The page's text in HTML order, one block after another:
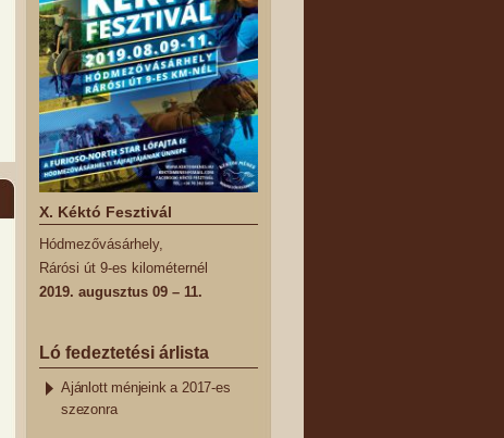
X. Kéktó Fesztivál
Hódmezővásárhely,
Rárósi út 9-es kilométernél
2019. augusztus 09 – 11.
Ló fedeztetési árlista
Ajánlott ménjeink a 2017-es
szezonra